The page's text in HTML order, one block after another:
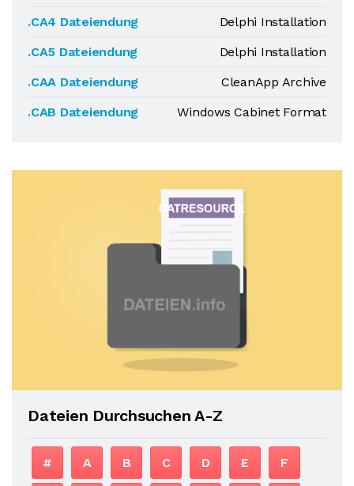
.CA4 Dateiendung
Delphi Installation
.CA5 Dateiendung
Delphi Installation
.CAA Dateiendung
CleanApp Archive
.CAB Dateiendung
Windows Cabinet Format
Dateien Durchsuchen A-Z
# A B C D E F